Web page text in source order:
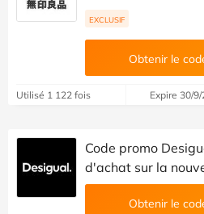
EXCLUSIF
Obtenir le
Utilisé 1 122 fois Expire 30/
Code promo
d'achat sur la
Obtenir le